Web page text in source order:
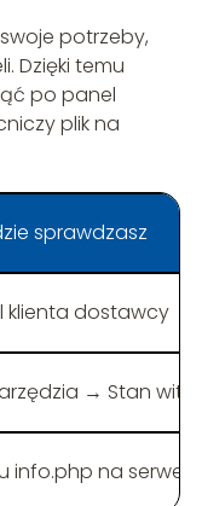
potrzeby,
Dzięki temu
po panel
plik na
sprawdzasz
klienta dostawcy
→ Stan
info.php na